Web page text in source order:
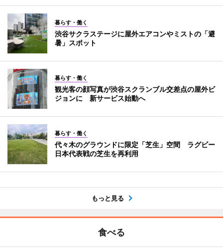
暮らす・働く
渋谷サクラステージに屋外エアコンやミストの「避
暑」スポット
暮らす・働く
観光客の顔写真が渋谷スクランブル交差点の屋外ビ
ジョンに 新サービス始動へ
暮らす・働く
代々木のグラウンドに限定「芝生」空間 ラグビー
日本代表戦の芝生を再利用
もっと見る
食べる